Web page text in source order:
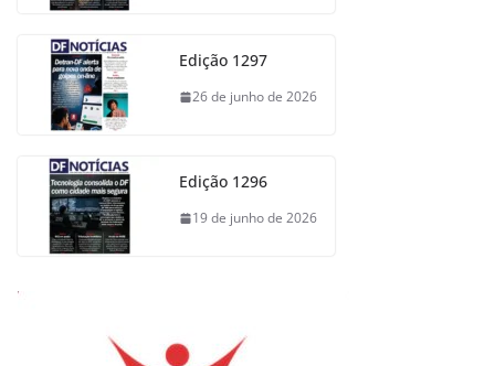
Edição 1297
26 de junho de 2026
Edição 1296
19 de junho de 2026